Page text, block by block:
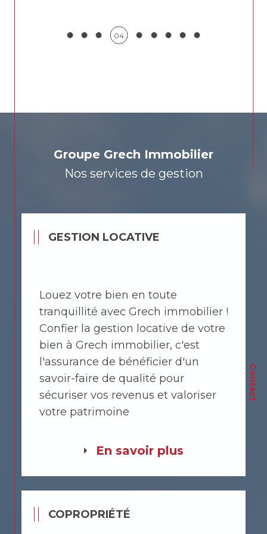
Contact
05
Groupe Grech Immobilier
Nos services de gestion
GESTION LOCATIVE
Louez votre bien en toute
tranquillité avec Grech immobilier !
Confier la gestion locative de votre
bien à Grech immobilier, c'est
l'assurance de bénéficier d'un
savoir-faire de qualité pour
sécuriser vos revenus et valoriser
votre patrimoine
En savoir plus
COPROPRIÉTÉ